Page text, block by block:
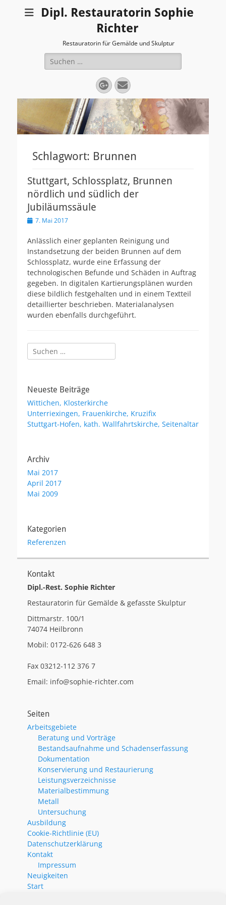
Dipl. Restauratorin Sophie
Richter
Restauratorin für Gemälde und Skulptur
Suchen
nach:
Googleplus
E-
Mail
Schlagwort: Brunnen
Stuttgart, Schlossplatz, Brunnen
nördlich und südlich der
Jubiläumssäule
Veröffentlicht
7. Mai 2017
Anlässlich einer geplanten Reinigung und
Instandsetzung der beiden Brunnen auf dem
Schlossplatz, wurde eine Erfassung der
technologischen Befunde und Schäden in Auftrag
gegeben. In digitalen Kartierungsplänen wurden
diese bildlich festgehalten und in einem Textteil
detaillierter beschrieben. Materialanalysen
wurden ebenfalls durchgeführt.
Suchen
nach:
Neueste Beiträge
Wittichen, Klosterkirche
Unterriexingen, Frauenkirche, Kruzifix
Stuttgart-Hofen, kath. Wallfahrtskirche, Seitenaltar
Archiv
Mai 2017
April 2017
Mai 2009
Kategorien
Referenzen
Kontakt
Dipl.-Rest. Sophie Richter
Restauratorin für Gemälde & gefasste Skulptur
Dittmarstr. 100/1
74074 Heilbronn
Mobil: 0172-626 648 3
Fax 03212-112 376 7
Email: info@sophie-richter.com
Seiten
Arbeitsgebiete
Beratung und Vorträge
Bestandsaufnahme und Schadenserfassung
Dokumentation
Konservierung und Restaurierung
Leistungsverzeichnisse
Materialbestimmung
Metall
Untersuchung
Ausbildung
Cookie-Richtlinie (EU)
Datenschutzerklärung
Kontakt
Impressum
Neuigkeiten
Start